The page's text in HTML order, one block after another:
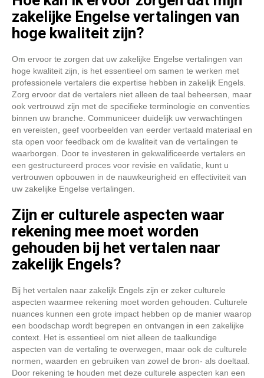
zakelijke Engelse vertalingen van
hoge kwaliteit zijn?
Om ervoor te zorgen dat uw zakelijke Engelse vertalingen van
hoge kwaliteit zijn, is het essentieel om samen te werken met
professionele vertalers die expertise hebben in zakelijk Engels.
Zorg ervoor dat de vertalers niet alleen de taal beheersen, maar
ook vertrouwd zijn met de specifieke terminologie en conventies
binnen uw branche. Communiceer duidelijk uw verwachtingen
en vereisten, geef voorbeelden van eerder vertaald materiaal en
sta open voor feedback om de kwaliteit van de vertalingen te
waarborgen. Door te investeren in gekwalificeerde vertalers en
een gestructureerd proces voor revisie en validatie, kunt u
vertrouwen opbouwen in de nauwkeurigheid en effectiviteit van
uw zakelijke Engelse vertalingen.
Zijn er culturele aspecten waar
rekening mee moet worden
gehouden bij het vertalen naar
zakelijk Engels?
Bij het vertalen naar zakelijk Engels zijn er zeker culturele
aspecten waarmee rekening moet worden gehouden. Culturele
nuances kunnen een grote impact hebben op de manier waarop
een boodschap wordt begrepen en ontvangen in een zakelijke
context. Het is essentieel om niet alleen de taalkundige
aspecten van de vertaling te overwegen, maar ook de culturele
normen, waarden en gebruiken van zowel de bron- als doeltaal.
Door rekening te houden met deze culturele aspecten kan een